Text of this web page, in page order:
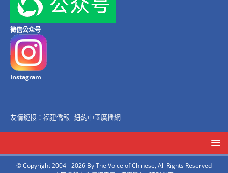
微信公众号
Instagram
友情鏈接： 福建僑報 紐約中國廣播網
© Copyright 2004 - 2026 By The Voice of Chinese, All Rights Reserved